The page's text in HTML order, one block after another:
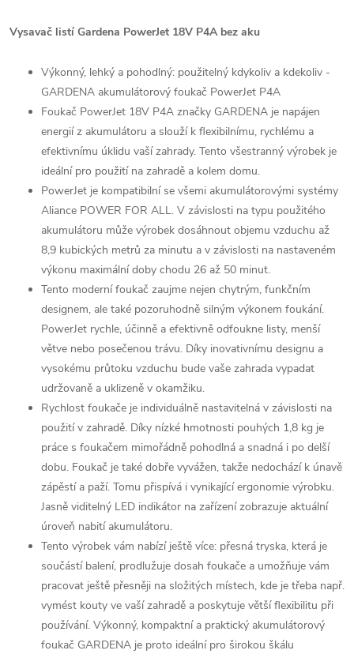
Vysavač listí Gardena PowerJet 18V P4A bez aku
Výkonný, lehký a pohodlný: použitelný kdykoliv a kdekoliv -
GARDENA akumulátorový foukač PowerJet P4A
Foukač PowerJet 18V P4A značky GARDENA je napájen
energií z akumulátoru a slouží k flexibilnímu, rychlému a
efektivnímu úklidu vaší zahrady. Tento všestranný výrobek je
ideální pro použití na zahradě a kolem domu.
PowerJet je kompatibilní se všemi akumulátorovými systémy
Aliance POWER FOR ALL. V závislosti na typu použitého
akumulátoru může výrobek dosáhnout objemu vzduchu až
8,9 kubických metrů za minutu a v závislosti na nastaveném
výkonu maximální doby chodu 26 až 50 minut.
Tento moderní foukač zaujme nejen chytrým, funkčním
designem, ale také pozoruhodně silným výkonem foukání.
PowerJet rychle, účinně a efektivně odfoukne listy, menší
větve nebo posečenou trávu. Díky inovativnímu designu a
vysokému průtoku vzduchu bude vaše zahrada vypadat
udržovaně a uklizeně v okamžiku.
Rychlost foukače je individuálně nastavitelná v závislosti na
použití v zahradě. Díky nízké hmotnosti pouhých 1,8 kg je
práce s foukačem mimořádně pohodlná a snadná i po delší
dobu. Foukač je také dobře vyvážen, takže nedochází k únavě
zápěstí a paží. Tomu přispívá i vynikající ergonomie výrobku.
Jasně viditelný LED indikátor na zařízení zobrazuje aktuální
úroveň nabití akumulátoru.
Tento výrobek vám nabízí ještě více: přesná tryska, která je
součástí balení, prodlužuje dosah foukače a umožňuje vám
pracovat ještě přesněji na složitých místech, kde je třeba např.
vymést kouty ve vaší zahradě a poskytuje větší flexibilitu při
používání. Výkonný, kompaktní a praktický akumulátorový
foukač GARDENA je proto ideální pro širokou škálu